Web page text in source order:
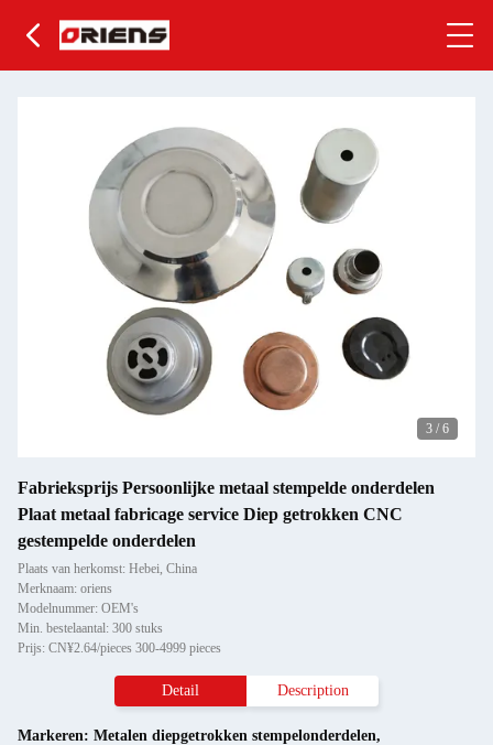
3 / 6
Fabrieksprijs Persoonlijke metaal stempelde onderdelen
Plaat metaal fabricage service Diep getrokken CNC
gestempelde onderdelen
Plaats van herkomst: Hebei, China
Merknaam: oriens
Modelnummer: OEM's
Min. bestelaantal: 300 stuks
Prijs: CN¥2.64/pieces 300-4999 pieces
Detail Description
Markeren: Metalen diepgetrokken stempelonderdelen,